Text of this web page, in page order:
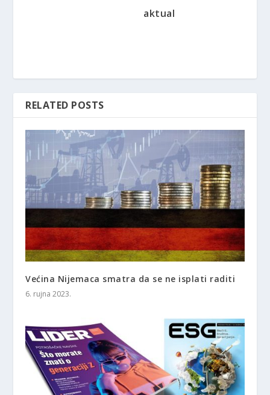
aktual
RELATED POSTS
Većina Nijemaca smatra da se ne isplati raditi
6. rujna 2023.